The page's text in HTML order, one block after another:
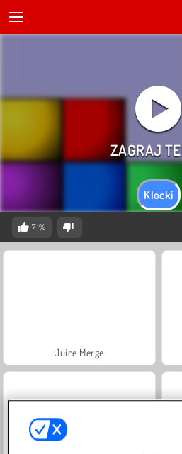
Klocki
71%
Juice Merge